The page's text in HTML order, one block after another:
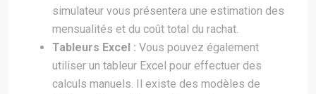
simulateur vous présentera une estimation des
mensualités et du coût total du rachat.
Tableurs Excel : Vous pouvez également
utiliser un tableur Excel pour effectuer des
calculs manuels. Il existe des modèles de